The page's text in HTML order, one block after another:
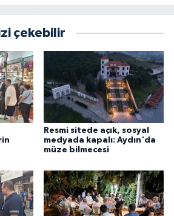
çekebilir
Resmi sitede açık, sosyal
medyada kapalı: Aydın'da
müze bilmecesi